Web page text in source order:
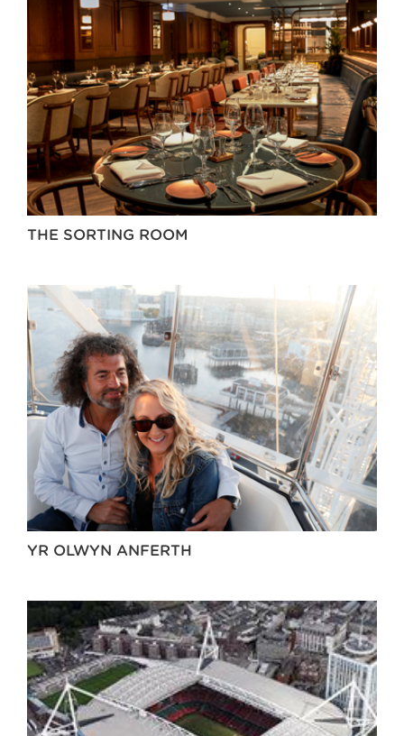
THE SORTING ROOM
YR OLWYN ANFERTH